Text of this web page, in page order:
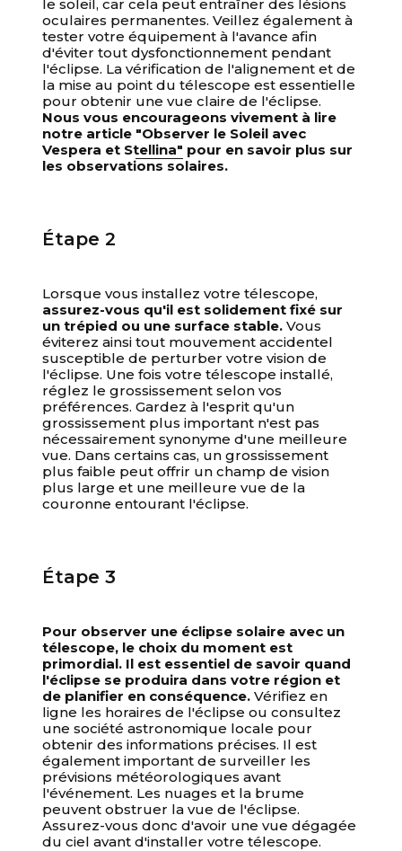
le soleil, car cela peut entraîner des lésions
oculaires permanentes. Veillez également à
tester votre équipement à l'avance afin
d'éviter tout dysfonctionnement pendant
l'éclipse. La vérification de l'alignement et de
la mise au point du télescope est essentielle
pour obtenir une vue claire de l'éclipse.
Nous vous encourageons vivement à lire
notre article "Observer le Soleil avec
Vespera et Stellina" pour en savoir plus sur
les observations solaires.
Étape 2
Lorsque vous installez votre télescope,
assurez-vous qu'il est solidement fixé sur
un trépied ou une surface stable. Vous
éviterez ainsi tout mouvement accidentel
susceptible de perturber votre vision de
l'éclipse. Une fois votre télescope installé,
réglez le grossissement selon vos
préférences. Gardez à l'esprit qu'un
grossissement plus important n'est pas
nécessairement synonyme d'une meilleure
vue. Dans certains cas, un grossissement
plus faible peut offrir un champ de vision
plus large et une meilleure vue de la
couronne entourant l'éclipse.
Étape 3
Pour observer une éclipse solaire avec un
télescope, le choix du moment est
primordial. Il est essentiel de savoir quand
l'éclipse se produira dans votre région et
de planifier en conséquence. Vérifiez en
ligne les horaires de l'éclipse ou consultez
une société astronomique locale pour
obtenir des informations précises. Il est
également important de surveiller les
prévisions météorologiques avant
l'événement. Les nuages et la brume
peuvent obstruer la vue de l'éclipse.
Assurez-vous donc d'avoir une vue dégagée
du ciel avant d'installer votre télescope.